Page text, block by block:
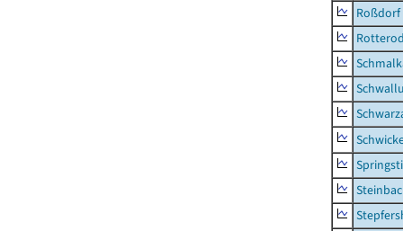
Roßdorf